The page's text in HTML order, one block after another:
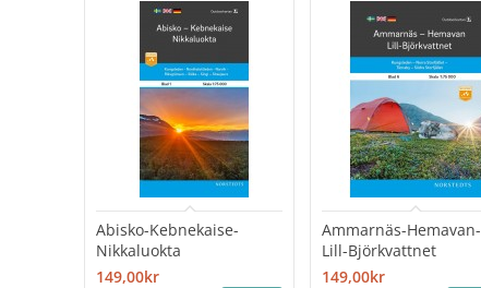
Abisko-Kebnekaise-
Nikkaluokta
149,00kr
Ammarnäs-Hemavan-
Lill-Björkvattnet
149,00kr